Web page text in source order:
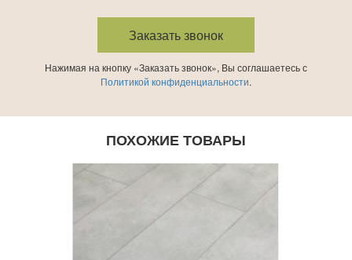
Нажимая на кнопку «Заказать звонок», Вы соглашаетесь с
Политикой конфиденциальности.
ПОХОЖИЕ ТОВАРЫ